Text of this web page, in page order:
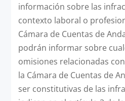
información sobre las
contexto laboral o
Cámara de Cuentas de
podrán informar sobre
omisiones relacionadas
la Cámara de Cuentas de
ser constitutivas de las